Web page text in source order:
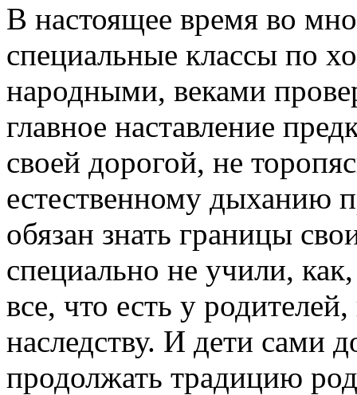
В настоящее время во
специальные классы по
народными, веками
главное наставление
своей дорогой, не
естественному дыханию
обязан знать границы
специально не учили,
все, что есть у
наследству. И дети сами
продолжать традицию